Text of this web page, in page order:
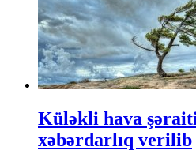
Küləkli hava
xəbərdarlıq verilib